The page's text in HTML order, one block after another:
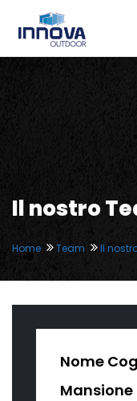
Il nostro
Home Team Il
Nome
Mansione